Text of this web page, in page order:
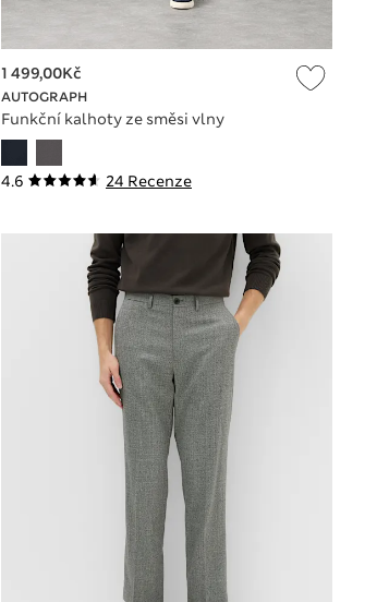
4.6 24 Recenze
AUTOGRAPH
Funkční kalhoty ze směsi vlny
1 499,00Kč